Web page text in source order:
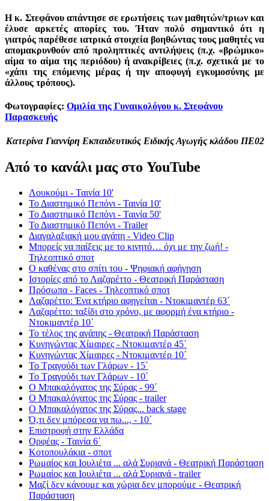
Η κ. Στεφάνου απάντησε σε ερωτήσεις των μαθητών/τριων και
έλυσε αρκετές απορίες του. Ήταν πολύ σημαντικό ότι η
γιατρός παρέθεσε ιατρικά στοιχεία βοηθώντας τους μαθητές να
απομακρυνθούν από προληπτικές αντιλήψεις (π.χ. «βρώμικο»
αίμα το αίμα της περιόδου) ή ανακρίβειες (π.χ. σχετικά με το
«χάπι της επόμενης μέρας ή την αποφυγή εγκυμοσύνης με
άλλους τρόπους).
Φωτογραφίες: Ομιλία της Γυναικολόγου κ. Στεφάνου
Παρασκευής
Κατερίνα Γιαννίρη Εκπαιδευτικός Ειδικής Αγωγής κλάδου ΠΕ02
Από το κανάλι μας στο YouTube
Λουκούμι - Ταινία 10'
Το Διαστημικό Πεπόνι - Ταινία 10'
Το Διαστημικό Πεπόνι - Ταινία 50'
Το Διαστημικό Πεπόνι - Trailer
Διαγαλαξιακή μου αγάπη - Video Clip
Μπορείς να παίξεις με το κινητό… όχι με την ζωή! -
Τηλεοπτικό σποτ
Ο καθένας στο σπίτι του - Ψηφιακή αφήγηση
Ιστορίες από το Λαζαρέττο - Θεατρική Παράσταση
Πρόσωπα - Faces - Τηλεοπτικό σποτ
Λαζαρέττο: Ένα κτήριο αφηγείται - Ντοκιμαντέρ 63΄
Λαζαρέττο: ταξίδι στο χρόνο, με αφορμή ένα κτήριο -
Ντοκιμαντέρ 10΄
Το τέλος της αγάπης - Θεατρική Παράσταση
Κυνηγώντας Χίμαιρες - Ντοκιμαντέρ 45΄
Κυνηγώντας Χίμαιρες - Ντοκιμαντέρ 10΄
Το Τραγούδι των Γλάρων - 15΄
Το Τραγούδι των Γλάρων - 10΄
Ο Μπακαλόγατος της Σύρας - 99΄
Ο Μπακαλόγατος της Σύρας - trailer
Ο Μπακαλόγατος της Σύρας... back stage
Ό,τι δεν μπόρεσα να πω..., - 10΄
Επιστροφή στην Ελλάδα
Ορφέας - Ταινία 6΄
Κοτοπουλάκια - σποτ
Ρωμαίος και Ιουλιέτα ... αλά Συριανά - Θεατρική Παράσταση
Ρωμαίος και Ιουλιέτα ... αλά Συριανά - trailer
Μαζί δεν κάνουμε και χώρια δεν μπορούμε - Θεατρική
Παράσταση